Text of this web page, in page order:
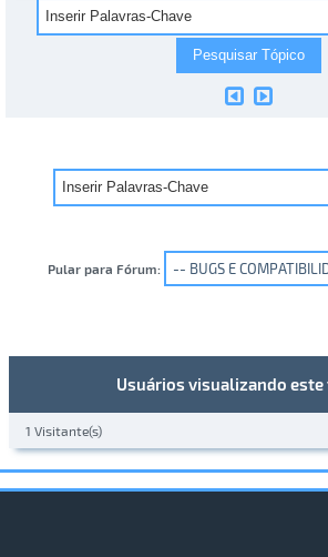
Pular para Fórum:
Usuários visualizando este
1 Visitante(s)